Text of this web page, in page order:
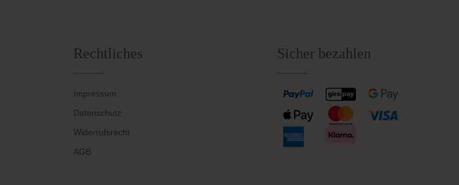
Rechtliches
Impressum
Datenschutz
Widerrufsrecht
AGB
Sicher bezahlen